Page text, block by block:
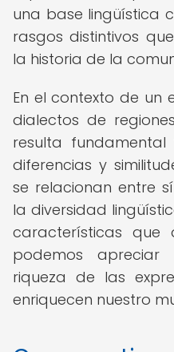
una base lingüística
rasgos distintivos
la historia de la
En el contexto de un
dialectos de
resulta
diferencias y
se relacionan entre
la diversidad
características que
podemos
riqueza de las
enriquecen nuestro